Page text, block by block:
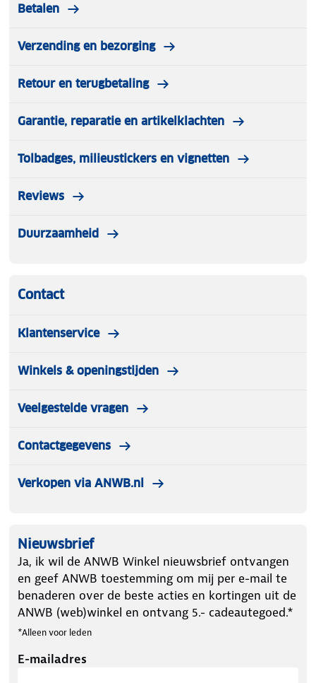
Betalen
Verzending en bezorging
Retour en terugbetaling
Garantie, reparatie en artikelklachten
Tolbadges, milieustickers en vignetten
Reviews
Duurzaamheid
Contact
Klantenservice
Winkels & openingstijden
Veelgestelde vragen
Contactgegevens
Verkopen via ANWB.nl
Nieuwsbrief
Ja, ik wil de ANWB Winkel nieuwsbrief ontvangen
en geef ANWB toestemming om mij per e-mail te
benaderen over de beste acties en kortingen uit de
ANWB (web)winkel en ontvang 5.- cadeautegoed.*
*Alleen voor leden
E-mailadres